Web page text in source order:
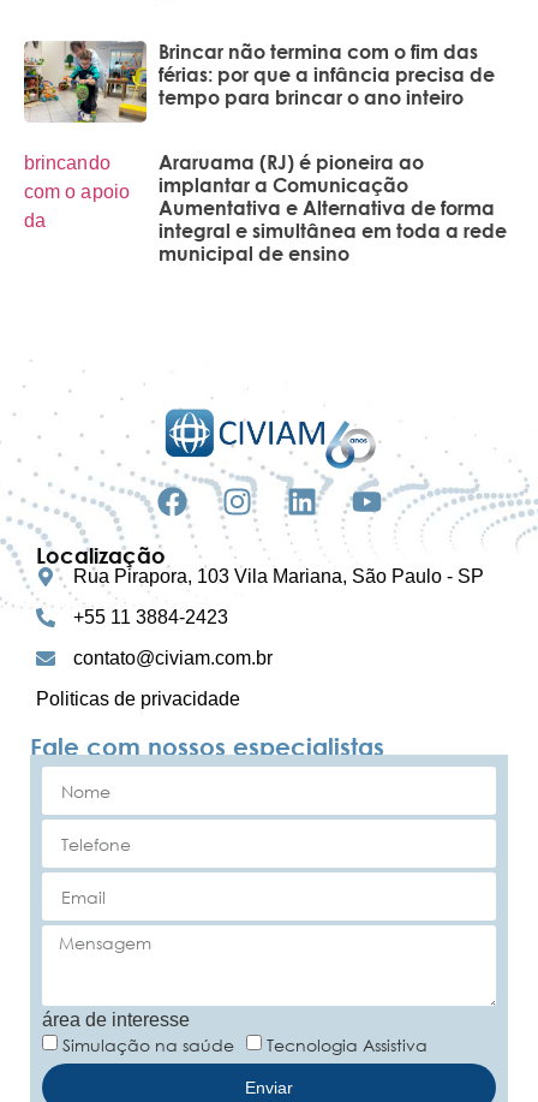
Brincar não termina com o fim das
férias: por que a infância precisa de
tempo para brincar o ano inteiro
Araruama (RJ) é pioneira ao
implantar a Comunicação
Aumentativa e Alternativa de forma
integral e simultânea em toda a rede
municipal de ensino
Localização
Rua Pirapora, 103 Vila Mariana, São Paulo - SP
+55 11 3884-2423
contato@civiam.com.br
Politicas de privacidade
Fale com nossos especialistas
área de interesse
Simulação na saúde
Tecnologia Assistiva
Enviar